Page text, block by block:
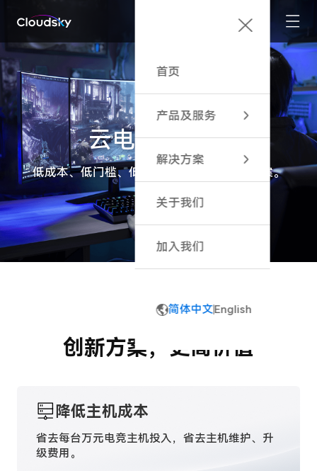
首页
产品及服务
解决方案
云电竞 · 酒店
元宇宙 · 文旅
云XR
关于我们
加入我们
简体中文English
云电竞 · 酒店
低成本、低门槛、低能耗、低试错的云端方案。
方案价值
创新方案，更高价值
降低主机成本
省去每台万元电竞主机投入，省去主机维护、升
级费用。